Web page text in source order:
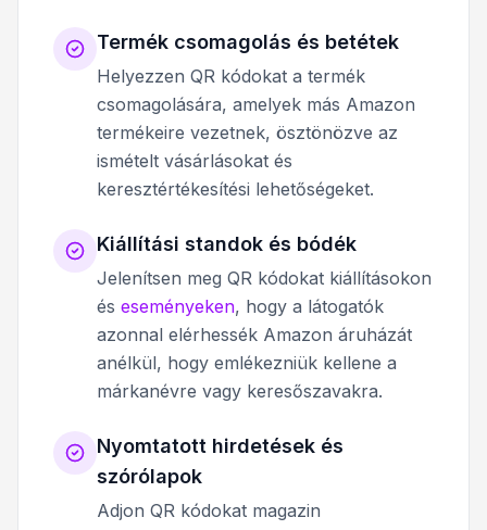
Termék csomagolás és betétek
Helyezzen QR kódokat a termék
csomagolására, amelyek más Amazon
termékeire vezetnek, ösztönözve az
ismételt vásárlásokat és
keresztértékesítési lehetőségeket.
Kiállítási standok és bódék
Jelenítsen meg QR kódokat kiállításokon
és eseményeken, hogy a látogatók
azonnal elérhessék Amazon áruházát
anélkül, hogy emlékezniük kellene a
márkanévre vagy keresőszavakra.
Nyomtatott hirdetések és
szórólapok
Adjon QR kódokat magazin